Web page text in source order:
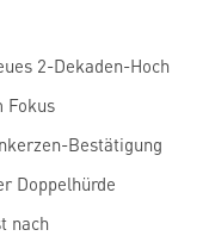
2-Dekaden-Hoch
Fokus
Bestätigung
Doppelhürde
nach